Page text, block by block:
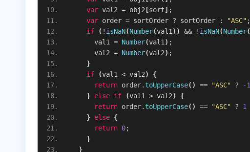
var val2 = obj2 [sort] ;
var order = sortOrder ? sortOrder : "ASC" ;
if
( ! isNaN(Number(val1 ) ) && ! isNaN(Number(
      val1 =
Number(val1 ) ;
      val2 =
Number(val2) ;
}
if
(val1 < val2)
{
return order. toUpperCase( ) == "ASC" ? -1
} else if (val1 > val2)
{
return order. toUpperCase( ) == "ASC" ? 1
} else {
return 0;
}
}